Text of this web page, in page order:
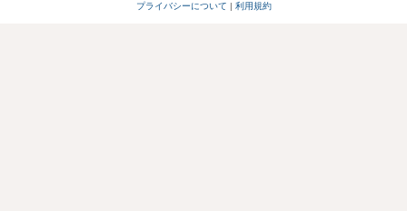
プライバシーについて | 利用規約